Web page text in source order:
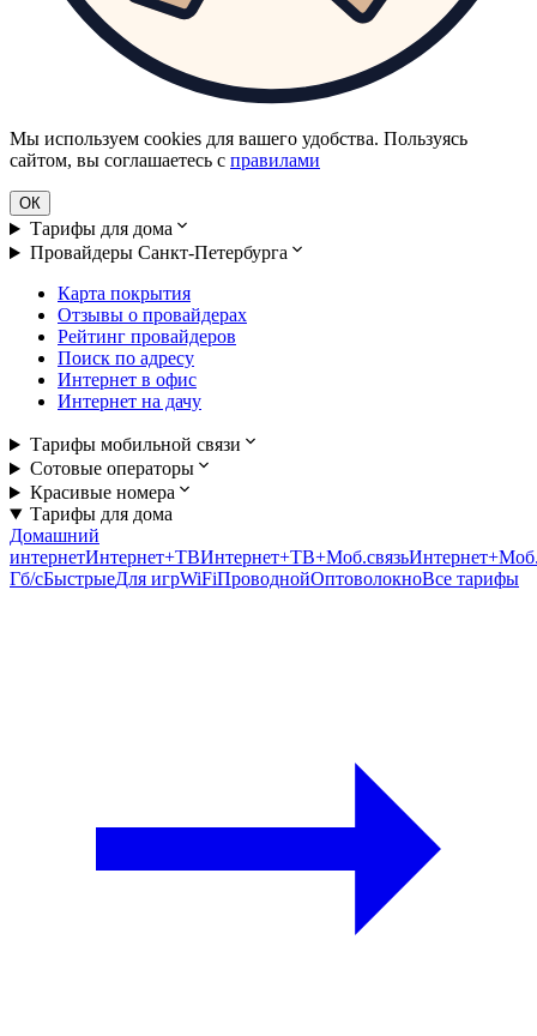
Мы используем cookies для вашего удобства. Пользуясь
сайтом, вы соглашаетесь с правилами
ОК
Тарифы для дома
Провайдеры Санкт-Петербурга
Карта покрытия
Отзывы о провайдерах
Рейтинг провайдеров
Поиск по адресу
Интернет в офис
Интернет на дачу
Тарифы мобильной связи
Сотовые операторы
Красивые номера
Тарифы для дома
Домашний
интернетИнтернет+ТВИнтернет+ТВ+Моб.связь
Гб/cБыстрыеДля игрWiFiПроводнойОптоволокноВсе тарифы